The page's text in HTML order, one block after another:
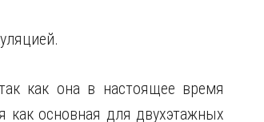
как она в настоящее время
как основная для двухэтажных